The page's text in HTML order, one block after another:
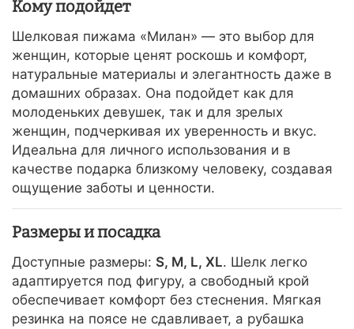
Кому подойдет
Шелковая пижама «Милан» — это выбор для
женщин, которые ценят роскошь и комфорт,
натуральные материалы и элегантность даже в
домашних образах. Она подойдет как для
молоденьких девушек, так и для зрелых
женщин, подчеркивая их уверенность и вкус.
Идеальна для личного использования и в
качестве подарка близкому человеку, создавая
ощущение заботы и ценности.
Размеры и посадка
Доступные размеры: S, M, L, XL. Шелк легко
адаптируется под фигуру, а свободный крой
обеспечивает комфорт без стеснения. Мягкая
резинка на поясе не сдавливает, а рубашка